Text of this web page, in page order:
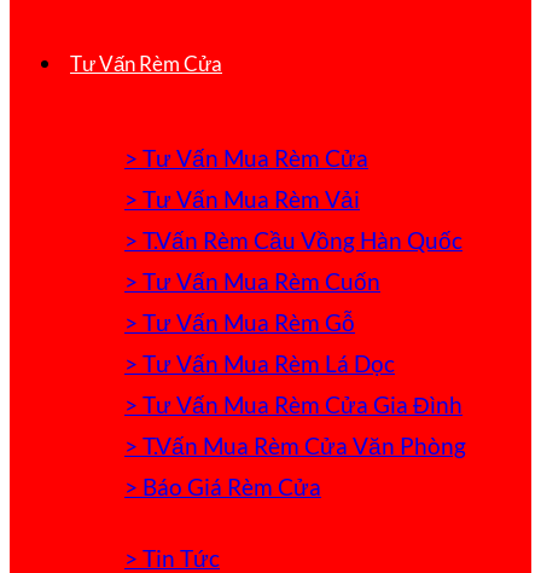
Tư Vấn Rèm Cửa
> Tư Vấn Mua Rèm Cửa
> Tư Vấn Mua Rèm Vải
> T.Vấn Rèm Cầu Vồng Hàn Quốc
> Tư Vấn Mua Rèm Cuốn
> Tư Vấn Mua Rèm Gỗ
> Tư Vấn Mua Rèm Lá Dọc
> Tư Vấn Mua Rèm Cửa Gia Đình
> T.Vấn Mua Rèm Cửa Văn Phòng
> Báo Giá Rèm Cửa
> Tin Tức